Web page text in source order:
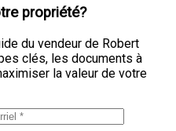
propriété?
du vendeur de Robert
clés, les documents à
la valeur de votre